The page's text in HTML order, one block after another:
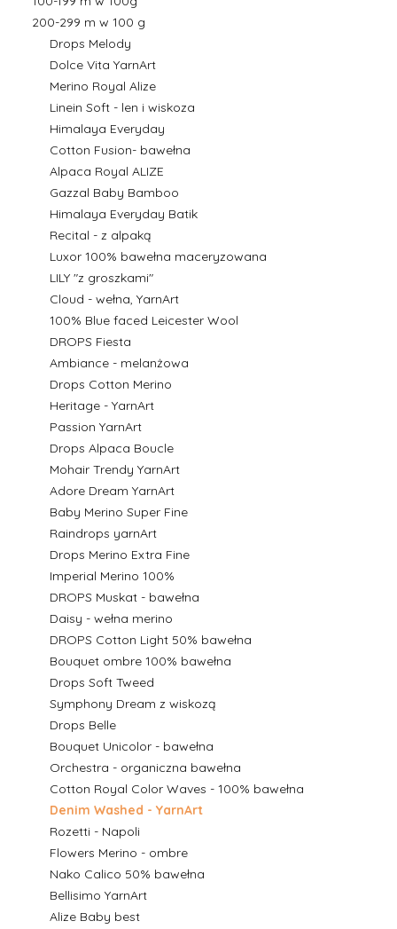
200-299 m w 100 g
Drops Melody
Dolce Vita YarnArt
Merino Royal Alize
Linein Soft - len i wiskoza
Himalaya Everyday
Cotton Fusion- bawełna
Alpaca Royal ALIZE
Gazzal Baby Bamboo
Himalaya Everyday Batik
Recital - z alpaką
Luxor 100% bawełna maceryzowana
LILY "z groszkami"
Cloud - wełna, YarnArt
100% Blue faced Leicester Wool
DROPS Fiesta
Ambiance - melanżowa
Drops Cotton Merino
Heritage - YarnArt
Passion YarnArt
Drops Alpaca Boucle
Mohair Trendy YarnArt
Adore Dream YarnArt
Baby Merino Super Fine
Raindrops yarnArt
Drops Merino Extra Fine
Imperial Merino 100%
DROPS Muskat - bawełna
Daisy - wełna merino
DROPS Cotton Light 50% bawełna
Bouquet ombre 100% bawełna
Drops Soft Tweed
Symphony Dream z wiskozą
Drops Belle
Bouquet Unicolor - bawełna
Orchestra - organiczna bawełna
Cotton Royal Color Waves - 100% bawełna
Denim Washed - YarnArt
Rozetti - Napoli
Flowers Merino - ombre
Nako Calico 50% bawełna
Bellisimo YarnArt
Alize Baby best